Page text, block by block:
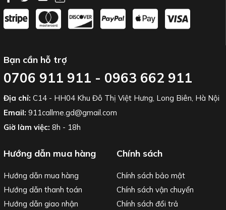
Bạn cần hỗ trợ
0706 911 911 - 0963 662 911
Địa chỉ: C14 - HH04 Khu Đô Thị Việt Hưng, Long Biên, Hà Nội
Email: 911callme.gd@gmail.com
Giờ làm việc: 8h - 18h
Hướng dẫn mua hàng
Hướng dẫn mua hàng
Hướng dẫn thanh toán
Hướng dẫn giao nhận
Chính sách
Chính sách bảo mật
Chính sách vận chuyển
Chính sách đổi trả